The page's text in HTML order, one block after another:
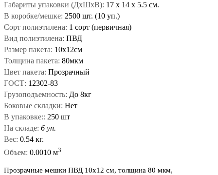
Габариты упаковки (ДxШxВ): 17 x 14 x 5.5 см.
В коробке/мешке: 2500 шт. (10 уп.)
Сорт полиэтилена: 1 сорт (первичная)
Вид полиэтилена: ПВД
Размер пакета: 10x12см
Толщина пакета: 80мкм
Цвет пакета: Прозрачный
ГОСТ: 12302-83
Грузоподъемность: До 8кг
Боковые складки: Нет
В упаковке:: 250 шт
На складе: 6 уп.
Вес: 0.54 кг.
Объем: 0.0010 м3
Прозрачные мешки ПВД 10x12 см, толщина 80 мкм,